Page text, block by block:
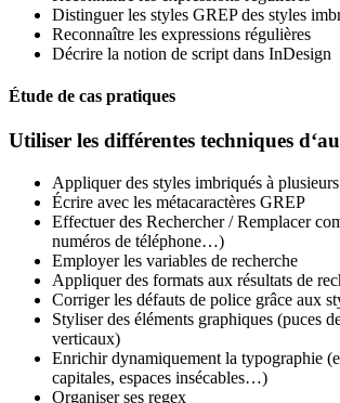
Distinguer les styles GREP des styles
Reconnaître les expressions régulières
Décrire la notion de script dans InDesign
Étude de cas pratiques
Utiliser les différentes techniques
Appliquer des styles imbriqués à
Écrire avec les métacaractères GREP
Effectuer des Rechercher / Remplacer
numéros de téléphone…)
Employer les variables de recherche
Appliquer des formats aux résultats de
Corriger les défauts de police grâce aux
Styliser des éléments graphiques (puces
verticaux)
Enrichir dynamiquement la typographie
capitales, espaces insécables…)
Organiser ses regex